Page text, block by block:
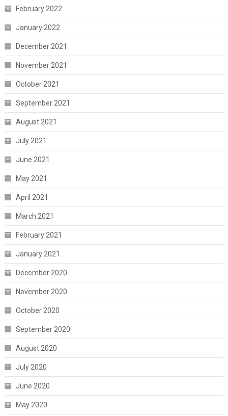
February 2022
January 2022
December 2021
November 2021
October 2021
September 2021
August 2021
July 2021
June 2021
May 2021
April 2021
March 2021
February 2021
January 2021
December 2020
November 2020
October 2020
September 2020
August 2020
July 2020
June 2020
May 2020